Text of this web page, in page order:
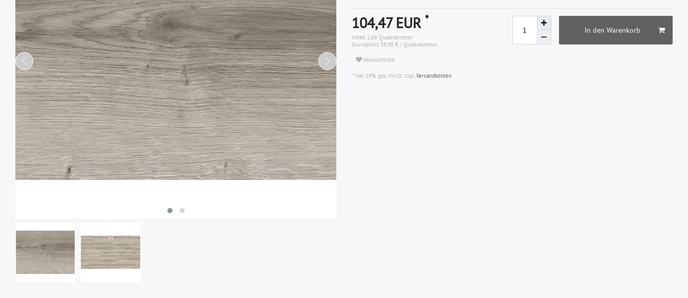
104,47 EUR *
Inhalt 2,68 Quadratmeter
Grundpreis 38,98 € / Quadratmeter
In den Warenkorb
Wunschliste
* inkl. 19% ges. MwSt. zzgl.Versandkosten